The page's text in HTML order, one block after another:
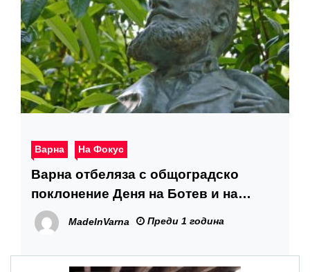
Варна На Фокус
Варна отбеляза с общоградско
поклонение Деня на Ботев и на
загиналите за свободата на
България
MadeInVarna Преди 1 година